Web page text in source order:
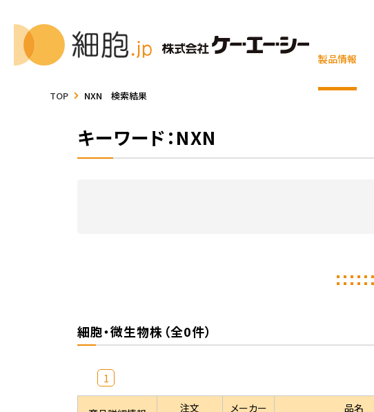
製品情報
TOP NXN 検索結果
キーワード：NXN
細胞・微生物株（全0件）
1
注文
メーカー
品名